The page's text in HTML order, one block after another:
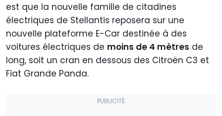
est que la nouvelle famille de citadines
électriques de Stellantis reposera sur une
nouvelle plateforme E-Car destinée à des
voitures électriques de moins de 4 mètres de
long, soit un cran en dessous des Citroën C3 et
Fiat Grande Panda.